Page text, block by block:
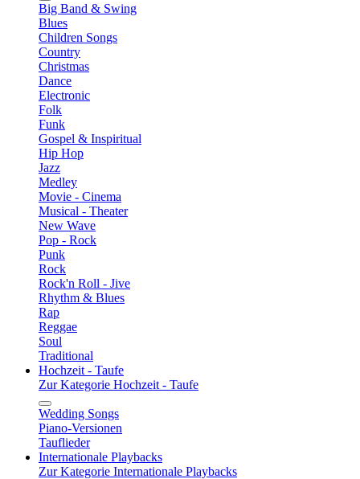
Big Band & Swing
Blues
Children Songs
Country
Christmas
Dance
Electronic
Folk
Funk
Gospel & Inspiritual
Hip Hop
Jazz
Medley
Movie - Cinema
Musical - Theater
New Wave
Pop - Rock
Punk
Rock
Rock'n Roll - Jive
Rhythm & Blues
Rap
Reggae
Soul
Traditional
Hochzeit - Taufe
Zur Kategorie Hochzeit - Taufe
Wedding Songs
Piano-Versionen
Tauflieder
Internationale Playbacks
Zur Kategorie Internationale Playbacks